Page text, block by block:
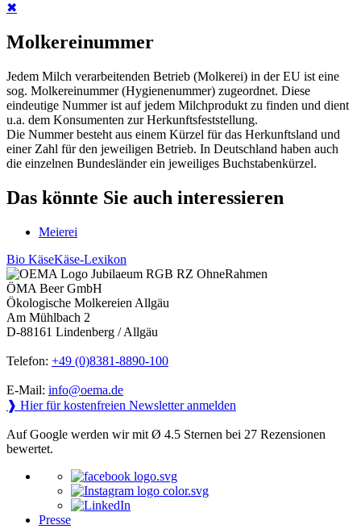
✖
Molkereinummer
Jedem Milch verarbeitenden Betrieb (Molkerei) in der EU ist eine
sog. Molkereinummer (Hygienenummer) zugeordnet. Diese
eindeutige Nummer ist auf jedem Milchprodukt zu finden und dient
u.a. dem Konsumenten zur Herkunftsfeststellung.
Die Nummer besteht aus einem Kürzel für das Herkunftsland und
einer Zahl für den jeweiligen Betrieb. In Deutschland haben auch
die einzelnen Bundesländer ein jeweiliges Buchstabenkürzel.
Das könnte Sie auch interessieren
Meierei
Bio KäseKäse-Lexikon
ÖMA Beer GmbH
Ökologische Molkereien Allgäu
Am Mühlbach 2
D-88161 Lindenberg / Allgäu
Telefon: +49 (0)8381-8890-100
E-Mail: info@oema.de
❱ Hier für kostenfreien Newsletter anmelden
Auf Google werden wir mit Ø 4.5 Sternen bei 27 Rezensionen
bewertet.
Presse